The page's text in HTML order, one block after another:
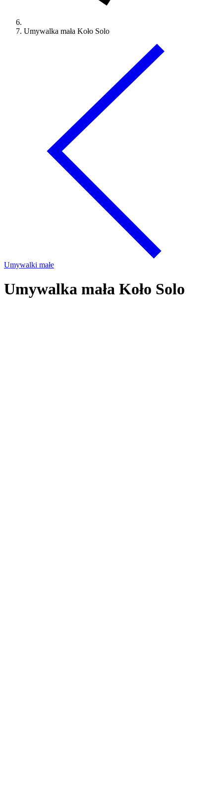
Umywalka mała Koło Solo
Umywalki małe
Umywalka mała Koło Solo